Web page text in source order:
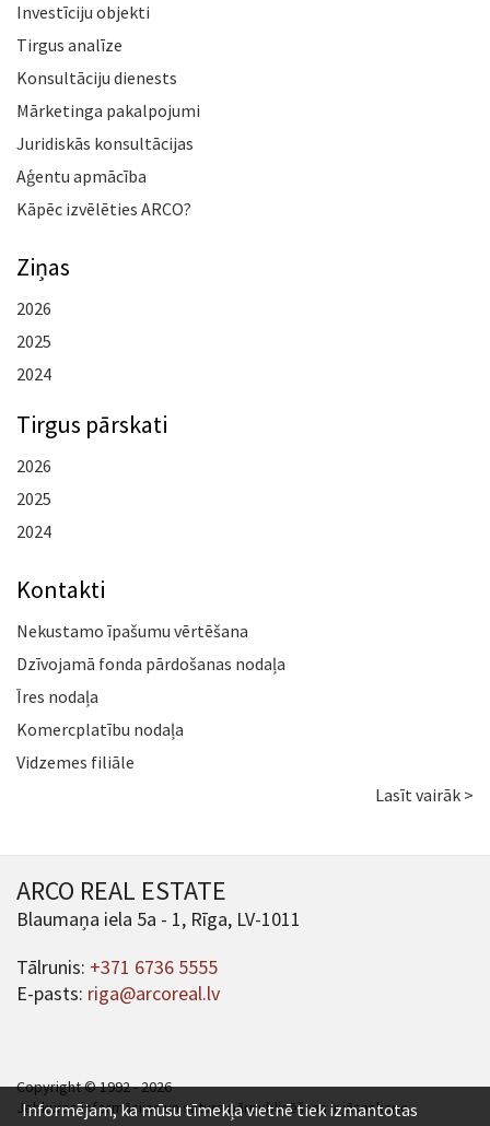
Investīciju objekti
Tirgus analīze
Konsultāciju dienests
Mārketinga pakalpojumi
Juridiskās konsultācijas
Aģentu apmācība
Kāpēc izvēlēties ARCO?
Ziņas
2026
2025
2024
Tirgus pārskati
2026
2025
2024
Kontakti
Nekustamo īpašumu vērtēšana
Dzīvojamā fonda pārdošanas nodaļa
Īres nodaļa
Komercplatību nodaļa
Vidzemes filiāle
Lasīt vairāk >
ARCO REAL ESTATE
Blaumaņa iela 5a - 1, Rīga, LV-1011
Tālrunis: +371 6736 5555
E-pasts: riga@arcoreal.lv
Copyright © 1992 - 2026
Jebkuras informācijas un satura pārpublicēšana ir jāsaskaņo.
Informējam, ka mūsu tīmekļa vietnē tiek izmantotas